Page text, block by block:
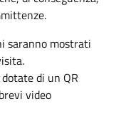
saranno mostrati
di un QR
video